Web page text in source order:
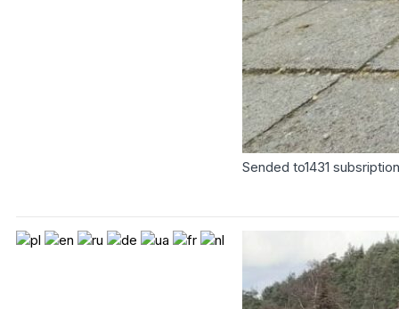
Sended to1431